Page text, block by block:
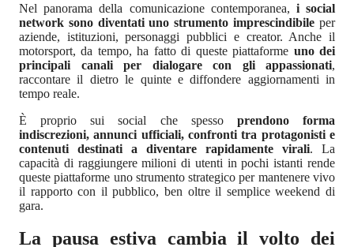
Nel panorama della comunicazione contemporanea, i social
network sono diventati uno strumento imprescindibile per
aziende, istituzioni, personaggi pubblici e creator. Anche il
motorsport, da tempo, ha fatto di queste piattaforme uno dei
principali canali per dialogare con gli appassionati,
raccontare il dietro le quinte e diffondere aggiornamenti in
tempo reale.
È proprio sui social che spesso prendono forma
indiscrezioni, annunci ufficiali, confronti tra protagonisti e
contenuti destinati a diventare rapidamente virali. La
capacità di raggiungere milioni di utenti in pochi istanti rende
queste piattaforme uno strumento strategico per mantenere vivo
il rapporto con il pubblico, ben oltre il semplice weekend di
gara.
La pausa estiva cambia il volto dei